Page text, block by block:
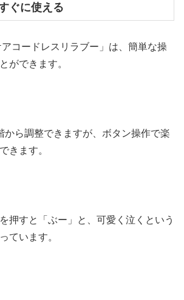
ぐに使える
アコードレスリラブー」は、簡単な操
ができます。
から調整できますが、ボタン操作で楽
きます。
押すと「ぶー」と、可愛く泣くという
ています。